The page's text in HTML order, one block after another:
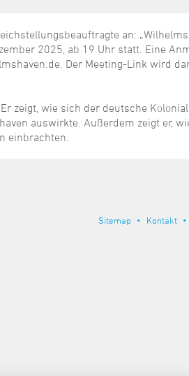
an:
2025, ab 19 Uhr statt. Eine
Der Meeting-Link wird
zeigt, wie sich der deutsche
auswirkte. Außerdem zeigt er,
einbrachten.
Sitemap Kontakt